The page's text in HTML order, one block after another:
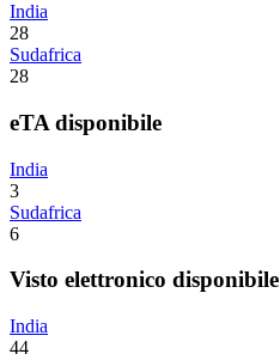
India
28
Sudafrica
28
eTA disponibile
India
3
Sudafrica
6
Visto elettronico disponibile
India
44